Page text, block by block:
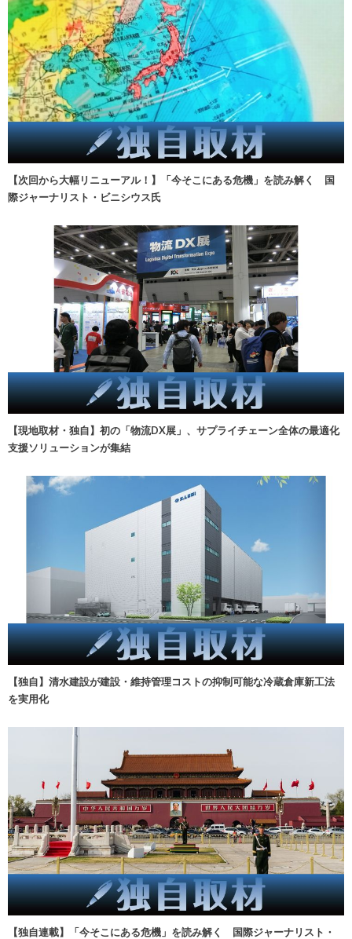
【次回から大幅リニューアル！】「今そこにある危機」を読み解く 国
際ジャーナリスト・ビニシウス氏
【現地取材・独自】初の「物流DX展」、サプライチェーン全体の最適化
支援ソリューションが集結
【独自】清水建設が建設・維持管理コストの抑制可能な冷蔵倉庫新工法
を実用化
【独自連載】「今そこにある危機」を読み解く 国際ジャーナリスト・